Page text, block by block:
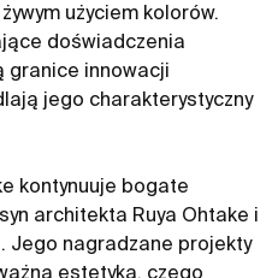
użyciem kolorów.
doświadczenia
granice innowacji
jego charakterystyczny
kontynuuje bogate
architekta Ruya Ohtake i
Jego nagradzane projekty
estetyką, czego